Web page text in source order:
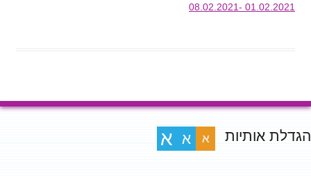
01.02.2021 -08.02.2021
הגדלת אותיות א א א